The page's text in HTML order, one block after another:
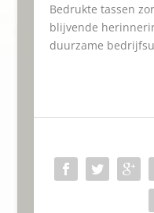
Bedrukte tassen
blijvende
duurzame